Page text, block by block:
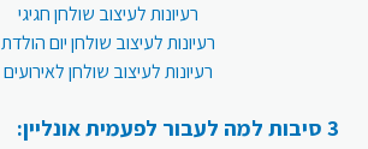
רעיונות לעיצוב שולחן חגיגי
רעיונות לעיצוב שולחן יום הולדת
רעיונות לעיצוב שולחן לאירועים
3 סיבות למה לעבור לפעמית אונליין: